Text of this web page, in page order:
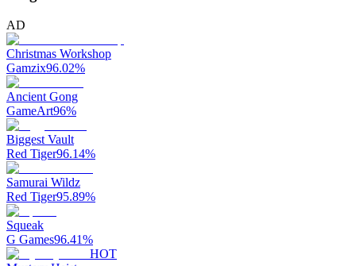
AD
Christmas Workshop
Gamzix96.02%
Ancient Gong
GameArt96%
Biggest Vault
Red Tiger96.14%
Samurai Wildz
Red Tiger95.89%
Squeak
G Games96.41%
HOT